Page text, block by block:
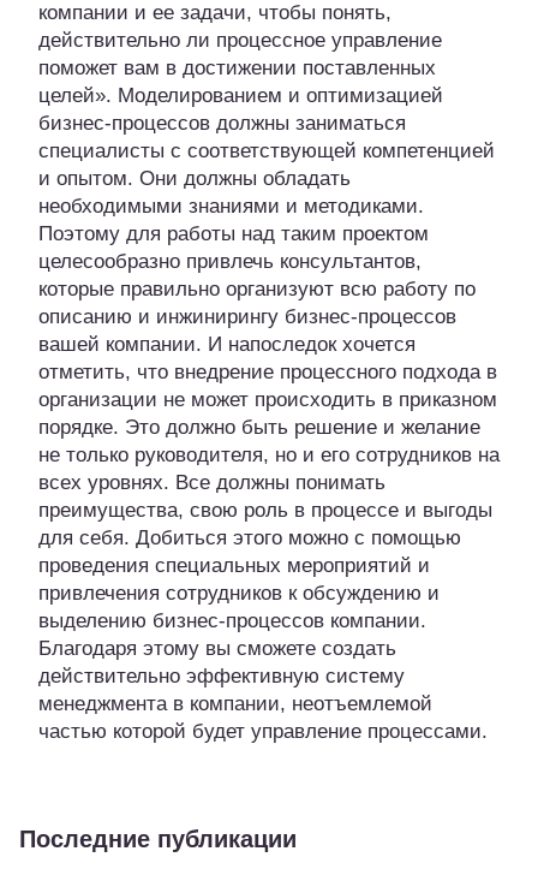
компании и ее задачи, чтобы понять,
действительно ли процессное управление
поможет вам в достижении поставленных
целей». Моделированием и оптимизацией
бизнес-процессов должны заниматься
специалисты с соответствующей компетенцией
и опытом. Они должны обладать
необходимыми знаниями и методиками.
Поэтому для работы над таким проектом
целесообразно привлечь консультантов,
которые правильно организуют всю работу по
описанию и инжинирингу бизнес-процессов
вашей компании. И напоследок хочется
отметить, что внедрение процессного подхода в
организации не может происходить в приказном
порядке. Это должно быть решение и желание
не только руководителя, но и его сотрудников на
всех уровнях. Все должны понимать
преимущества, свою роль в процессе и выгоды
для себя. Добиться этого можно с помощью
проведения специальных мероприятий и
привлечения сотрудников к обсуждению и
выделению бизнес-процессов компании.
Благодаря этому вы сможете создать
действительно эффективную систему
менеджмента в компании, неотъемлемой
частью которой будет управление процессами.
Последние публикации